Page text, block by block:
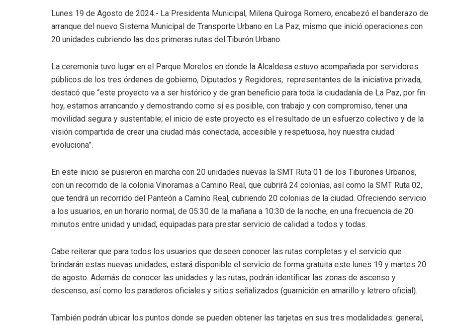
Lunes 19 de Agosto de 2024.- La Presidenta Municipal, Milena Quiroga Romero, encabezó el banderazo de
arranque del nuevo Sistema Municipal de Transporte Urbano en La Paz, mismo que inició operaciones con
20 unidades cubriendo las dos primeras rutas del Tiburón Urbano.
La ceremonia tuvo lugar en el Parque Morelos en donde la Alcaldesa estuvo acompañada por servidores
públicos de los tres órdenes de gobierno, Diputados y Regidores, representantes de la iniciativa privada,
destacó que “este proyecto va a ser histórico y de gran beneficio para toda la ciudadanía de La Paz, por fin
hoy, estamos arrancando y demostrando como sí es posible, con trabajo y con compromiso, tener una
movilidad segura y sustentable; el inicio de este proyecto es el resultado de un esfuerzo colectivo y de la
visión compartida de crear una ciudad más conectada, accesible y respetuosa, hoy nuestra ciudad
evoluciona”.
En este inicio se pusieron en marcha con 20 unidades nuevas la SMT Ruta 01 de los Tiburones Urbanos,
con un recorrido de la colonia Vinoramas a Camino Real, que cubrirá 24 colonias, así como la SMT Ruta 02,
que tendrá un recorrido del Panteón a Camino Real, cubriendo 20 colonias de la ciudad. Ofreciendo servicio
a los usuarios, en un horario normal, de 05:30 de la mañana a 10:30 de la noche, en una frecuencia de 20
minutos entre unidad y unidad, equipadas para prestar servicio de calidad a todos y todas.
Cabe reiterar que para todos los usuarios que deseen conocer las rutas completas y el servicio que
brindarán estas nuevas unidades, estará disponible el servicio de forma gratuita este lunes 19 y martes 20
de agosto. Además de conocer las unidades y las rutas, podrán identificar las zonas de ascenso y
descenso, así como los paraderos oficiales y sitios señalizados (guarnición en amarillo y letrero oficial).
También podrán ubicar los puntos donde se pueden obtener las tarjetas en sus tres modalidades: general,